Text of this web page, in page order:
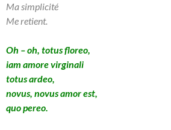
Ma simplicité
Me retient.
Oh – oh, totus floreo,
iam amore virginali
totus ardeo,
novus, novus amor est,
quo pereo.